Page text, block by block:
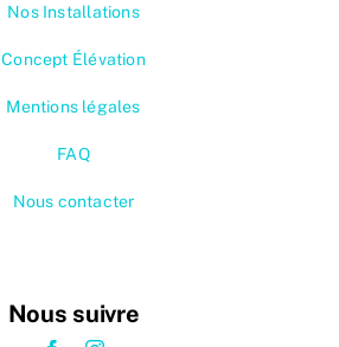
Nos Installations
Concept Élévation
Mentions légales
FAQ
Nous contacter
Nous suivre